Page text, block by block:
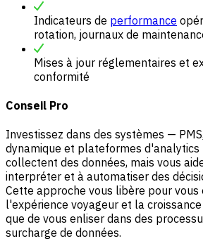
Indicateurs de performance
rotation, journaux de
Mises à jour réglementaires et
conformité
Conseil Pro
Investissez dans des systèmes —
dynamique et plateformes
collectent des données, mais vous
interpréter et à automatiser des
Cette approche vous libère pour vous
l'expérience voyageur et la
que de vous enliser dans des
surcharge de données.